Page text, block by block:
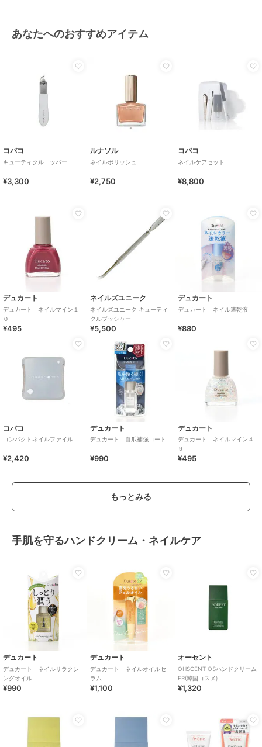
あなたへのおすすめアイテム
コバコ
キューティクルニッパー
¥3,300
ルナソル
ネイルポリッシュ
¥2,750
コバコ
ネイルケアセット
¥8,800
デュカート
デュカート ネイルマイン１
０
¥495
ネイルズユニーク
ネイルズユニーク キューティ
クルプッシャー
¥5,500
デュカート
デュカート ネイル速乾液
¥880
コバコ
コンパクトネイルファイル
¥2,420
デュカート
デュカート 自爪補強コート
¥990
デュカート
デュカート ネイルマイン４
９
¥495
もっとみる
手肌を守るハンドクリーム・ネイルケア
デュカート
デュカート ネイルリラクシ
ングオイル
¥990
デュカート
デュカート ネイルオイルセ
ラム
¥1,100
オーセント
OHSCENT OSハンドクリーム
FR(韓国コスメ)
¥1,320